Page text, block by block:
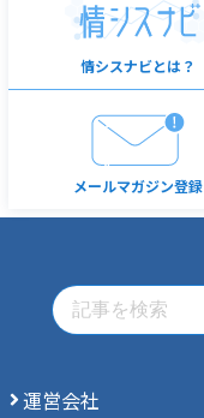
情シスナビとは？
メールマガジン登録
運営会社